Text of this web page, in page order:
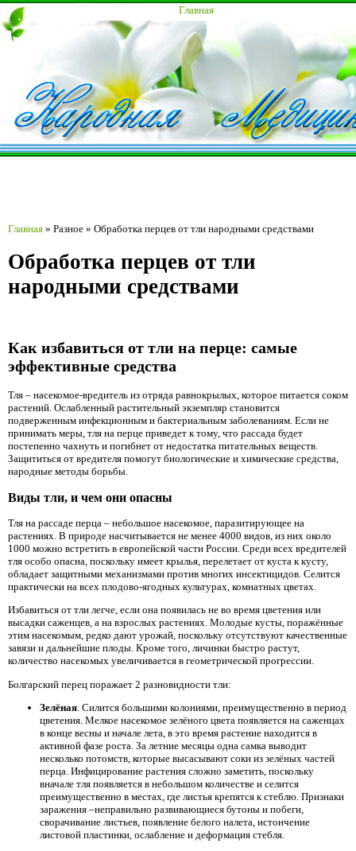
Главная
Главная » Разное » Обработка перцев от тли народными средствами
Обработка перцев от тли
народными средствами
Как избавиться от тли на перце: самые
эффективные средства
Тля – насекомое-вредитель из отряда равнокрылых, которое питается соком
растений. Ослабленный растительный экземпляр становится
подверженным инфекционным и бактериальным заболеваниям. Если не
принимать меры, тля на перце приведет к тому, что рассада будет
постепенно чахнуть и погибнет от недостатка питательных веществ.
Защититься от вредителя помогут биологические и химические средства,
народные методы борьбы.
Виды тли, и чем они опасны
Тля на рассаде перца – небольшое насекомое, паразитирующее на
растениях. В природе насчитывается не менее 4000 видов, из них около
1000 можно встретить в европейской части России. Среди всех вредителей
тля особо опасна, поскольку имеет крылья, перелетает от куста к кусту,
обладает защитными механизмами против многих инсектицидов. Селится
практически на всех плодово-ягодных культурах, комнатных цветах.
Избавиться от тли легче, если она появилась не во время цветения или
высадки саженцев, а на взрослых растениях. Молодые кусты, поражённые
этим насекомым, редко дают урожай, поскольку отсутствуют качественные
завязи и дальнейшие плоды. Кроме того, личинки быстро растут,
количество насекомых увеличивается в геометрической прогрессии.
Болгарский перец поражает 2 разновидности тли:
Зелёная. Силится большими колониями, преимущественно в период
цветения. Мелкое насекомое зелёного цвета появляется на саженцах
в конце весны и начале лета, в это время растение находится в
активной фазе роста. За летние месяцы одна самка выводит
несколько потомств, которые высасывают соки из зелёных частей
перца. Инфицирование растения сложно заметить, поскольку
вначале тля появляется в небольшом количестве и селится
преимущественно в местах, где листья крепятся к стеблю. Признаки
заражения –неправильно развивающиеся бутоны и побеги,
сворачивание листьев, появление белого налета, истончение
листовой пластинки, ослабление и деформация стебля.